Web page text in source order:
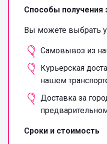
Способы получения
Вы можете выбрать
Самовывоз из
Курьерская
нашем
Доставка за
Сроки и стоимость